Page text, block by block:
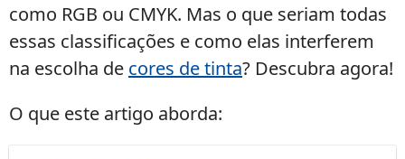
como RGB ou CMYK. Mas o que seriam todas
essas classificações e como elas interferem
na escolha de cores de tinta? Descubra agora!
O que este artigo aborda: